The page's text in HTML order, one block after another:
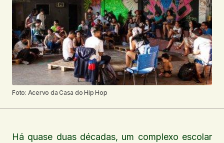
Foto: Acervo da Casa do Hip Hop
Há quase duas décadas, um complexo escolar